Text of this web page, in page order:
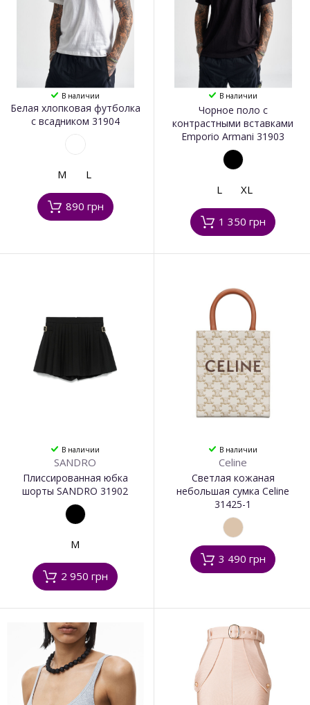
В наличии
Белая хлопковая футболка
с всадником 31904
M L
890 грн
В наличии
Чорное поло с
контрастными вставками
Emporio Armani 31903
L XL
1 350 грн
В наличии
SANDRO
Плиссированная юбка
шорты SANDRO 31902
M
2 950 грн
В наличии
Celine
Светлая кожаная
небольшая сумка Celine
31425-1
3 490 грн